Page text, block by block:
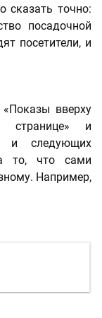
точно:
посадочной
посетители, и
вверху
странице» и
и следующих
то, что сами
Например,